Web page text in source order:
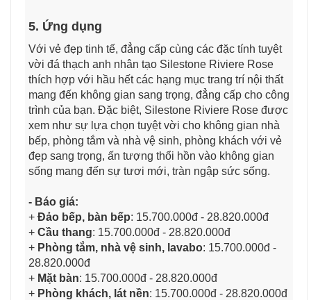
5. Ứng dụng
Với vẻ đẹp tinh tế, đẳng cấp cùng các đặc tính tuyệt
vời đá thạch anh nhân tạo Silestone Riviere Rose
thích hợp với hầu hết các hạng mục trang trí nội thất
mang đến không gian sang trọng, đẳng cấp cho công
trình của bạn. Đặc biệt, Silestone Riviere Rose được
xem như sự lựa chọn tuyệt vời cho không gian nhà
bếp, phòng tắm và nhà vệ sinh, phòng khách với vẻ
đẹp sang trọng, ấn tượng thổi hồn vào không gian
sống mang đến sự tươi mới, tràn ngập sức sống.
- Báo giá:
+ Đảo bếp, bàn bếp: 15.700.000đ - 28.820.000đ
+ Cầu thang: 15.700.000đ - 28.820.000đ
+ Phòng tắm, nhà vệ sinh, lavabo: 15.700.000đ -
28.820.000đ
+ Mặt bàn: 15.700.000đ - 28.820.000đ
+ Phòng khách, lát nền: 15.700.000đ - 28.820.000đ